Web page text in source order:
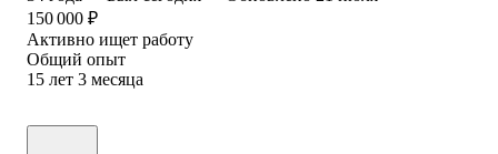
150 000 ₽
Активно ищет работу
Общий опыт
15 лет 3 месяца